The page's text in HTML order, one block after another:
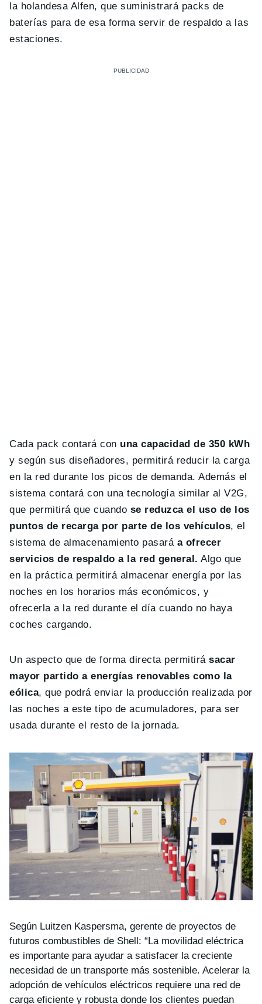
la holandesa Alfen, que suministrará packs de
baterías para de esa forma servir de respaldo a las
estaciones.
Cada pack contará con una capacidad de 350 kWh
y según sus diseñadores, permitirá reducir la carga
en la red durante los picos de demanda. Además el
sistema contará con una tecnología similar al V2G,
que permitirá que cuando se reduzca el uso de los
puntos de recarga por parte de los vehículos, el
sistema de almacenamiento pasaráa ofrecer
servicios de respaldo a la red general. Algo que
en la práctica permitirá almacenar energía por las
noches en los horarios más económicos, y
ofrecerla a la red durante el día cuando no haya
coches cargando.
Un aspecto que de forma directa permitirásacar
mayor partido a energías renovables como la
eólica, que podrá enviar la producción realizada por
las noches a este tipo de acumuladores, para ser
usada durante el resto de la jornada.
Según Luitzen Kaspersma, gerente de proyectos de
futuros combustibles de Shell: “La movilidad eléctrica
es importante para ayudar a satisfacer la creciente
necesidad de un transporte más sostenible. Acelerar la
adopción de vehículos eléctricos requiere una red de
carga eficiente y robusta donde los clientes puedan